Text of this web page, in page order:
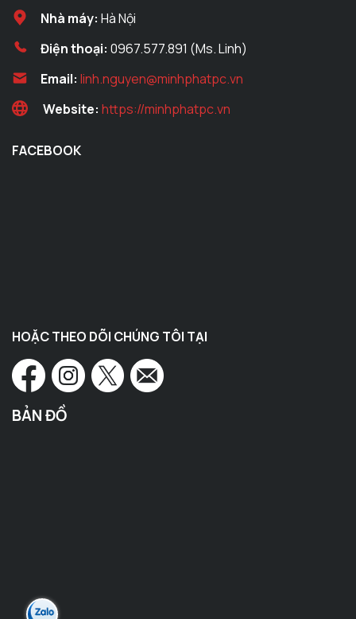
Nhà máy: Hà Nội
Điện thoại: 0967.577.891 (Ms. Linh)
Email: linh.nguyen@minhphatpc.vn
Website: https://minhphatpc.vn
FACEBOOK
HOẶC THEO DÕI CHÚNG TÔI TẠI
BẢN ĐỒ